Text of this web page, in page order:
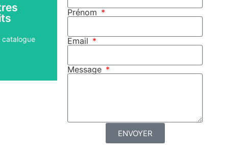
catalogue
Prénom
Email
Message
ENVOYER